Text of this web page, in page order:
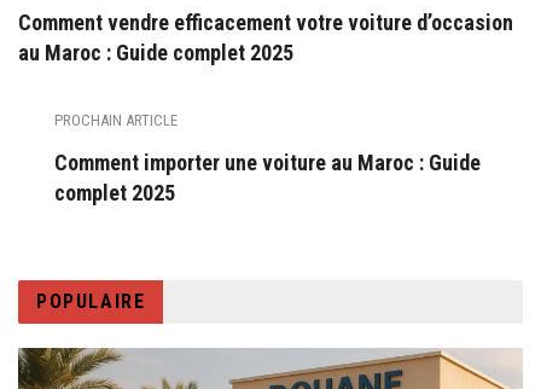
Comment vendre efficacement votre voiture d’occasion
au Maroc : Guide complet 2025
PROCHAIN ARTICLE
Comment importer une voiture au Maroc : Guide
complet 2025
POPULAIRE